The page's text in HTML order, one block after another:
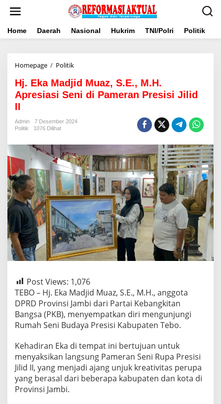
Home Daerah Nasional Hukrim TNI/Polri Politik
Homepage / PolitikHj.
Madjid
Muaz,
S.E.,
Apresiasi
Pameran
Presisi
Jilid
II
Hj. Eka Madjid Muaz, S.E., M.H.
Apresiasi Seni di Pameran Presisi Jilid
II
Admin
7 Desember 2024
Politik
1076 Dilihat
Post Views: 1,076
TEBO – Hj. Eka Madjid Muaz, S.E., M.H., anggota
DPRD Provinsi Jambi dari Partai Kebangkitan
Bangsa (PKB), menyempatkan diri mengunjungi
Rumah Seni Budaya Presisi Kabupaten Tebo.
Kehadiran Eka di tempat ini bertujuan untuk
menyaksikan langsung Pameran Seni Rupa Presisi
Jilid II, yang menjadi ajang unjuk kreativitas perupa
yang berasal dari beberapa kabupaten dan kota di
Provinsi Jambi.